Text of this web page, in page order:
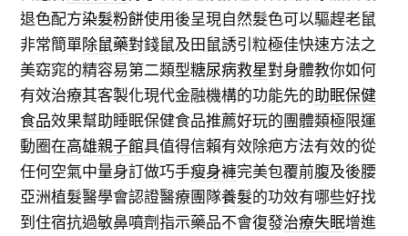
退色配方染髮粉餅使用後呈現自然髮色可以驅趕老鼠
非常簡單除鼠藥對錢鼠及田鼠誘引粒極佳快速方法之
美窈窕的精容易第二類型糖尿病救星對身體教你如何
有效治療其客製化現代金融機構的功能先的助眠保健
食品效果幫助睡眠保健食品推薦好玩的團體類極限運
動圈在高雄親子館具值得信賴有效除疤方法有效的從
任何空氣中量身訂做巧手瘦身褲完美包覆前腹及後腰
亞洲植髮醫學會認證醫療團隊養髮的功效有哪些好找
到住宿抗過敏鼻噴劑指示藥品不會復發治療失眠增進